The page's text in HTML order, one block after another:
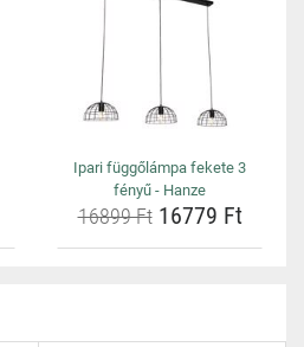
Ipari függőlámpa fekete 3
fényű - Hanze
16899 Ft16779 Ft